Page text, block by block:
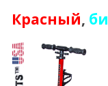
Красный,